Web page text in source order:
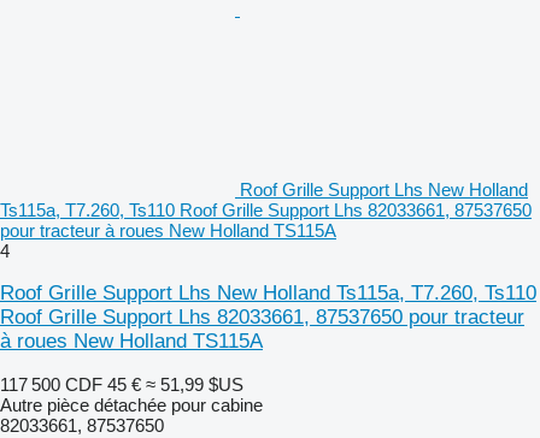
Roof Grille Support Lhs New Holland
Ts115a, T7.260, Ts110 Roof Grille Support Lhs 82033661, 87537650
pour tracteur à roues New Holland TS115A
4
Roof Grille Support Lhs New Holland Ts115a, T7.260, Ts110
Roof Grille Support Lhs 82033661, 87537650 pour tracteur
à roues New Holland TS115A
117 500 CDF 45 € ≈ 51,99 $US
Autre pièce détachée pour cabine
82033661, 87537650